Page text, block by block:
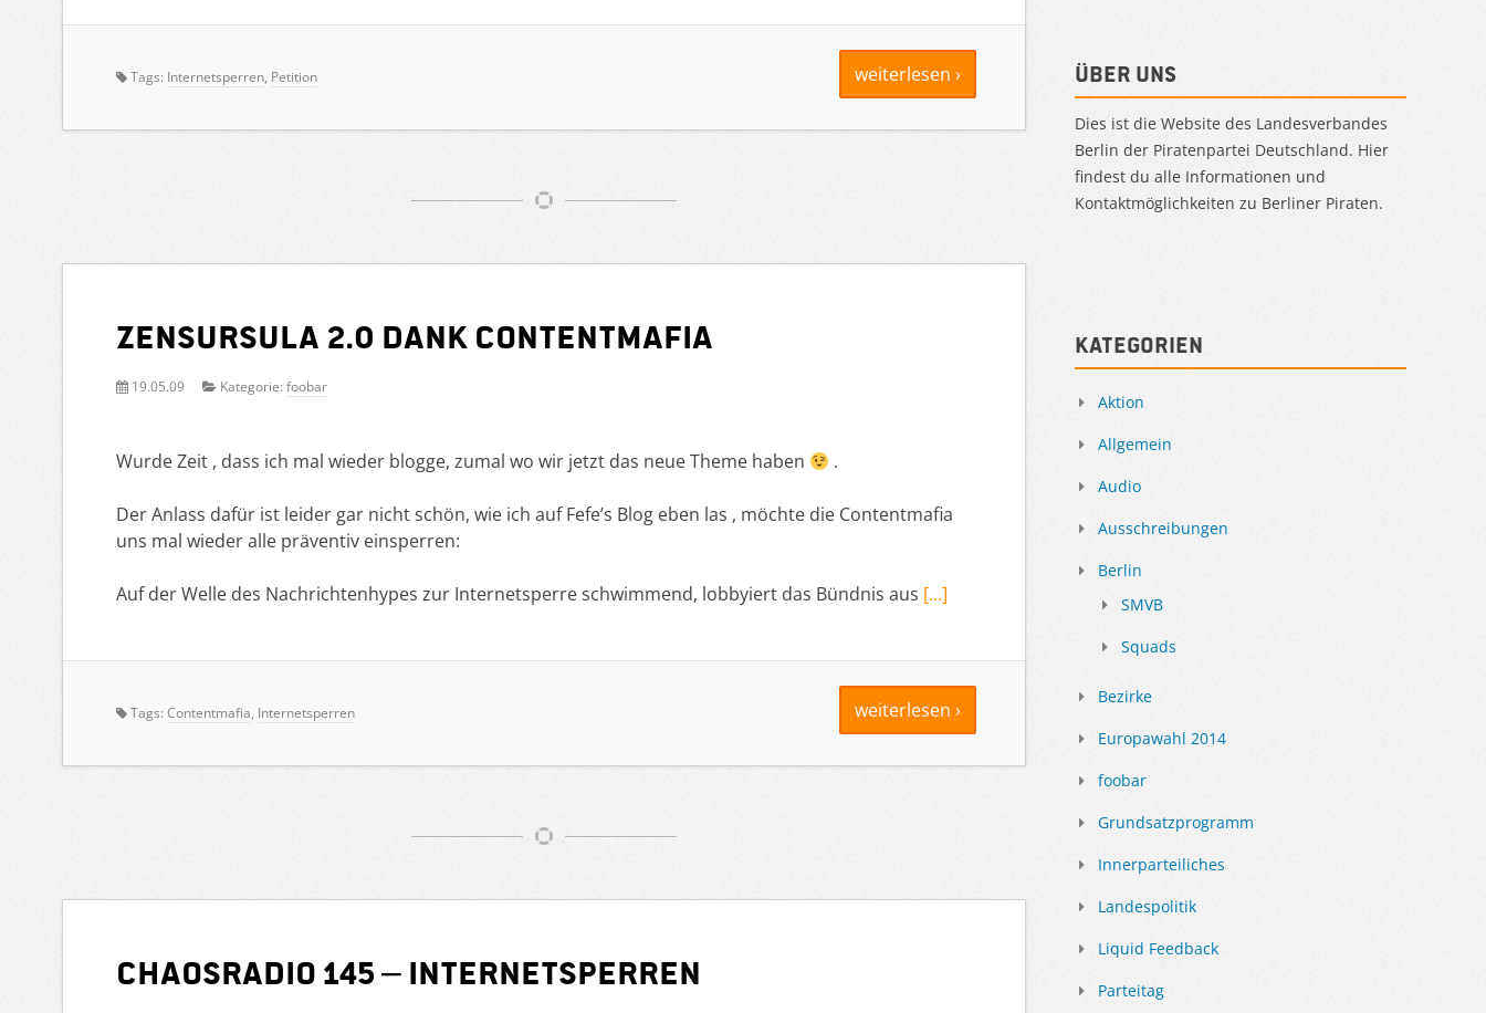
weiterlesen ›
Tags: Internetsperren, Petition
Zensursula 2.0 dank Contentmafia
19.05.09 Kategorie: foobar
Wurde Zeit , dass ich mal wieder blogge, zumal wo wir jetzt das neue Theme haben .
Der Anlass dafür ist leider gar nicht schön, wie ich auf Fefe’s Blog eben las , möchte die Contentmafia
uns mal wieder alle präventiv einsperren:
Auf der Welle des Nachrichtenhypes zur Internetsperre schwimmend, lobbyiert das Bündnis aus […]
weiterlesen ›
Tags: Contentmafia, Internetsperren
Chaosradio 145 – Internetsperren
Über uns
Dies ist die Website des Landesverbandes
Berlin der Piratenpartei Deutschland. Hier
findest du alle Informationen und
Kontaktmöglichkeiten zu Berliner Piraten.
Kategorien
Aktion
Allgemein
Audio
Ausschreibungen
Berlin
SMVB
Squads
Bezirke
Europawahl 2014
foobar
Grundsatzprogramm
Innerparteiliches
Landespolitik
Liquid Feedback
Parteitag